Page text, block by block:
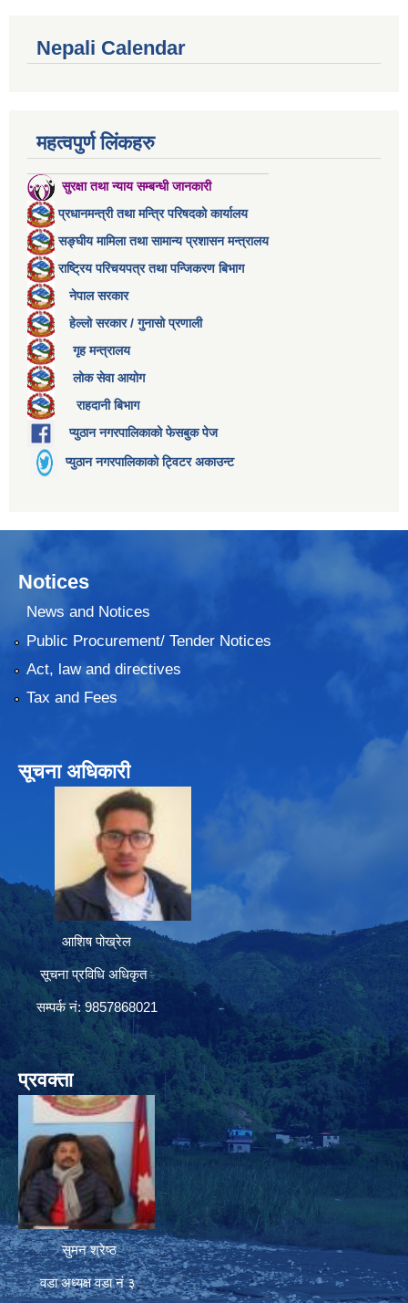
Nepali Calendar
महत्वपुर्ण लिंकहरु
सुरक्षा तथा न्याय सम्बन्धी जानकारी
प्रधानमन्त्री तथा मन्त्रि परिषदको कार्यालय
सङ्घीय मामिला तथा सामान्य प्रशासन मन्त्रालय
राष्ट्रिय परिचयपत्र तथा पन्जिकरण बिभाग
नेपाल सरकार
हेल्लो सरकार / गुनासो प्रणाली
गृह मन्त्रालय
लोक सेवा आयोग
राहदानी बिभाग
प्युठान नगरपालिकाको फेसबुक पेज
प्युठान नगरपालिकाको ट्विटर अकाउन्ट
Notices
News and Notices
Public Procurement/ Tender Notices
Act, law and directives
Tax and Fees
सूचना अधिकारी
आशिष पोख्रेल
सूचना प्रविधि अधिकृत
सम्पर्क नं: 9857868021
प्रवक्ता
सुमन श्रेष्ठ
वडा अध्यक्ष वडा नं ३